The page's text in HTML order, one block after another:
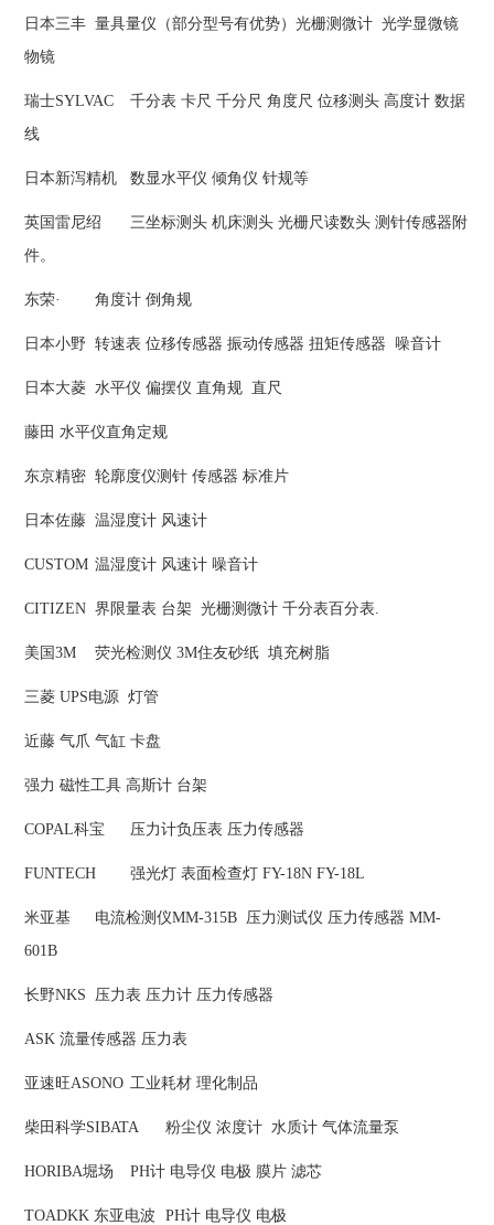
日本三丰 量具量仪（部分型号有优势）光栅测微计 光学显微镜
物镜
瑞士SYLVAC
千分表 卡尺 千分尺 角度尺 位移测头 高度计 数据
线
日本新泻精机 数显水平仪 倾角仪 针规等
英国雷尼绍
三坐标测头 机床测头 光栅尺读数头 测针传感器附
件。
东荣· 角度计 倒角规
日本小野 转速表 位移传感器 振动传感器 扭矩传感器 噪音计
日本大菱 水平仪 偏摆仪 直角规 直尺
藤田 水平仪直角定规
东京精密 轮廓度仪测针 传感器 标准片
日本佐藤 温湿度计 风速计
CUSTOM 温湿度计 风速计 噪音计
CITIZEN 界限量表 台架 光栅测微计 千分表百分表.
美国3M 荧光检测仪 3M住友砂纸 填充树脂
三菱 UPS电源 灯管
近藤 气爪 气缸 卡盘
强力 磁性工具 高斯计 台架
COPAL科宝 压力计负压表 压力传感器
FUNTECH 强光灯 表面检查灯 FY-18N FY-18L
米亚基
电流检测仪MM-315B 压力测试仪 压力传感器 MM-
601B
长野NKS 压力表 压力计 压力传感器
ASK 流量传感器 压力表
亚速旺ASONO 工业耗材 理化制品
柴田科学SIBATA 粉尘仪 浓度计 水质计 气体流量泵
HORIBA堀场 PH计 电导仪 电极 膜片 滤芯
TOADKK 东亚电波 PH计 电导仪 电极